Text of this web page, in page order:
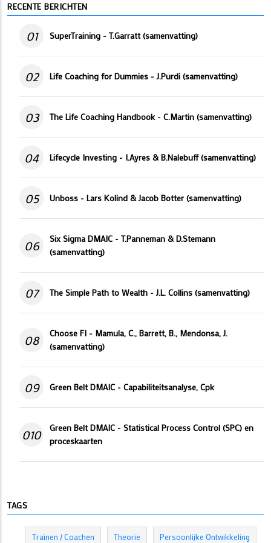
RECENTE BERICHTEN
01 SuperTraining - T.Garratt (samenvatting)
02 Life Coaching for Dummies - J.Purdi (samenvatting)
03 The Life Coaching Handbook - C.Martin (samenvatting)
04 Lifecycle Investing - I.Ayres & B.Nalebuff (samenvatting)
05 Unboss - Lars Kolind & Jacob Botter (samenvatting)
06
Six Sigma DMAIC - T.Panneman & D.Stemann
(samenvatting)
07 The Simple Path to Wealth - J.L. Collins (samenvatting)
08
Choose FI - Mamula, C., Barrett, B., Mendonsa, J.
(samenvatting)
09 Green Belt DMAIC - Capabiliteitsanalyse, Cpk
010
Green Belt DMAIC - Statistical Process Control (SPC) en
proceskaarten
TAGS
Trainen / Coachen Theorie Persoonlijke Ontwikkeling